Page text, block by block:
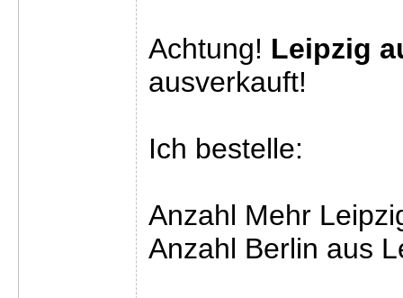
Achtung! Leipzig
ausverkauft!
Ich bestelle:
Anzahl Mehr
Anzahl Berlin aus